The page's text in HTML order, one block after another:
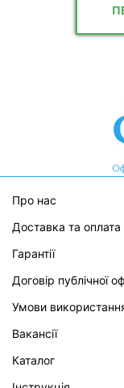
Про нас
Доставка та оплата
Гарантії
Договір публічної
Умови
Вакансії
Каталог